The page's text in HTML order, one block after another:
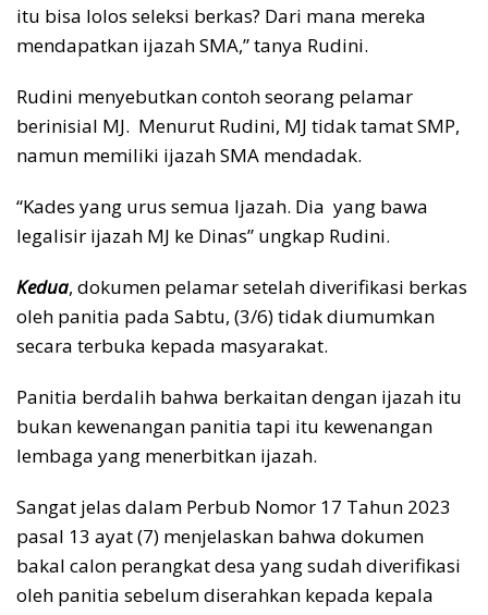
itu bisa lolos seleksi berkas? Dari mana mereka
mendapatkan ijazah SMA,” tanya Rudini.
Rudini menyebutkan contoh seorang pelamar
berinisial MJ. Menurut Rudini, MJ tidak tamat SMP,
namun memiliki ijazah SMA mendadak.
“Kades yang urus semua ljazah. Dia yang bawa
legalisir ijazah MJ ke Dinas” ungkap Rudini.
Kedua, dokumen pelamar setelah diverifikasi berkas
oleh panitia pada Sabtu, (3/6) tidak diumumkan
secara terbuka kepada masyarakat.
Panitia berdalih bahwa berkaitan dengan ijazah itu
bukan kewenangan panitia tapi itu kewenangan
lembaga yang menerbitkan ijazah.
Sangat jelas dalam Perbub Nomor 17 Tahun 2023
pasal 13 ayat (7) menjelaskan bahwa dokumen
bakal calon perangkat desa yang sudah diverifikasi
oleh panitia sebelum diserahkan kepada kepala